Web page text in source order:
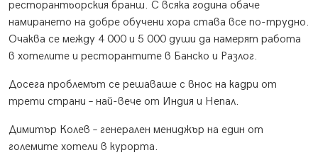
ресторантьорския бранш. С всяка година обаче
намирането на добре обучени хора става все по-трудно.
Очаква се между 4 000 и 5 000 души да намерят работа
в хотелите и ресторантите в Банско и Разлог.
Досега проблемът се решаваше с внос на кадри от
трети страни – най-вече от Индия и Непал.
Димитър Колев – генерален мениджър на един от
големите хотели в курорта.